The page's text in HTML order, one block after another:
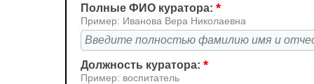
Полные ФИО куратора: *
Пример: Иванова Вера Николаевна
Должность куратора: *
Пример: воспитатель